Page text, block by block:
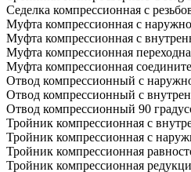
Седелка компрессионная с
Муфта компрессионная с
Муфта компрессионная с
Муфта компрессионная
Муфта компрессионная
Отвод компрессионный с
Отвод компрессионный с
Отвод компрессионный 90
Тройник компрессионная с
Тройник компрессионная с
Тройник компрессионная
Тройник компрессионная